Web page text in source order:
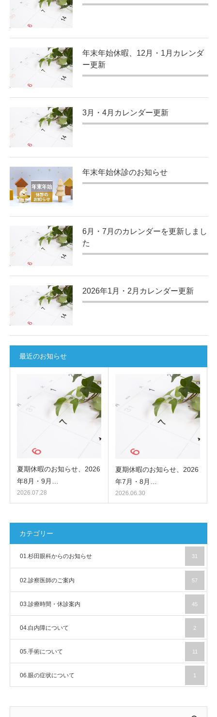
年末年始休暇、12月・1月カレンダ
ー更新
3月・4月カレンダー更新
年末年始休診のお知らせ
6月・7月のカレンダーを更新しまし
た
2026年1月・2月カレンダー更新
最近のお知らせ
夏期休暇のお知らせ、2026
年8月・9月…
2026.07.28
夏期休暇のお知らせ、2026
年7月・8月…
2026.06.30
カテゴリー
01.杉田眼科からのお知らせ 31
02.診察医師のご案内 57
03.診療時間・休診案内 45
04.白内障について 2
05.手術について 11
06.眼の症状について 1